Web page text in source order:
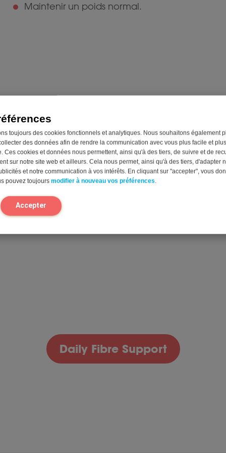
toujours des cookies fonctionnels et analytiques. Nous souhaitons également
des données afin de rendre la communication avec vous plus facile et plus
Ces cookies et données nous permettent, ainsi qu'à des tiers, de suivre et de
sur notre site web et ailleurs. Cela nous permet, ainsi qu'à des tiers, d'adapter
et notre communication à vos intérêts. En cliquant sur "accepter", vous
pouvez toujours modifier à nouveau vos préférences.
Accepter
Maintenir un poids normal.
Support
le fonctionnement de l’intestin et le transit intestinal
aux besoins quotidiens en fibres
gomme de guar prébiotique avec extrait de gingembre
soluble dans les aliments et les boissons
Daily Fibre Support